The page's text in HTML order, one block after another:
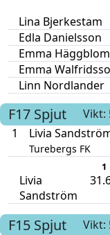
Lina Bjerkestam
Edla Danielsson
Emma Häggblom
Emma
Linn Nordlander
F17 Spjut Vikt:
1
Livia
Turebergs FK
1
Livia
Sandström
F15 Spjut Vikt: